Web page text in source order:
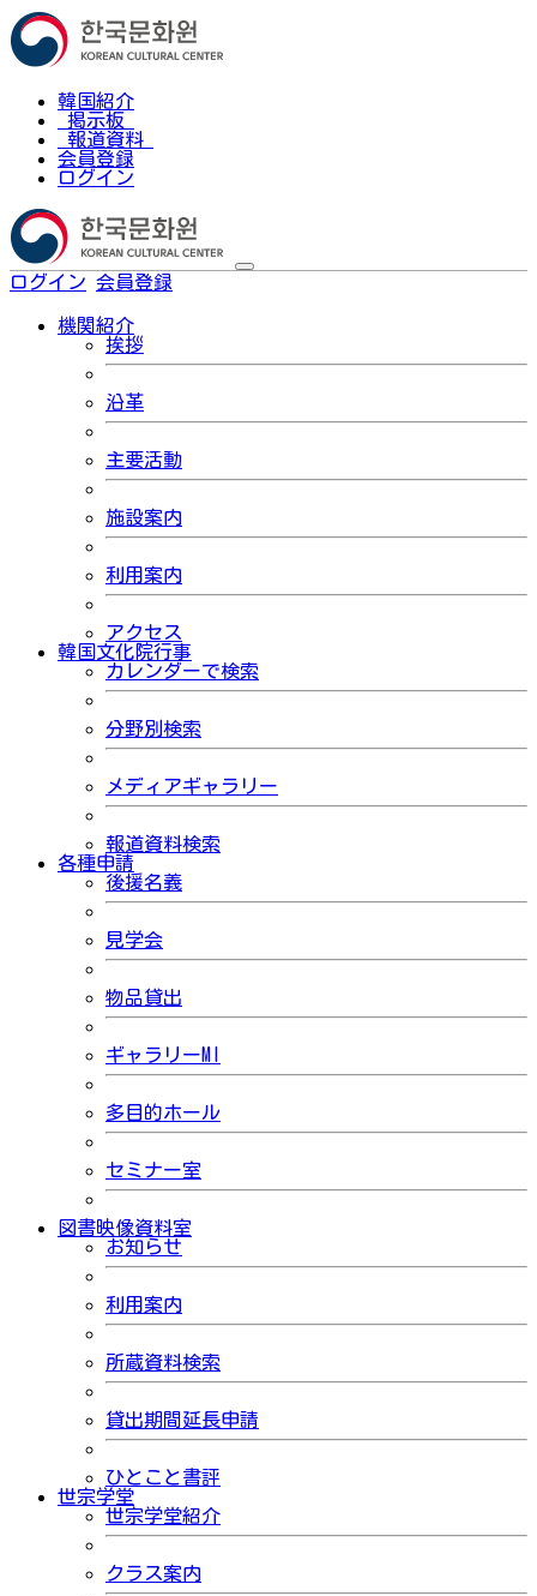
韓国紹介
掲示板
報道資料
会員登録
ログイン
ログイン 会員登録
機関紹介
挨拶
沿革
主要活動
施設案内
利用案内
アクセス
韓国文化院行事
カレンダーで検索
分野別検索
メディアギャラリー
報道資料検索
各種申請
後援名義
見学会
物品貸出
ギャラリーMI
多目的ホール
セミナー室
図書映像資料室
お知らせ
利用案内
所蔵資料検索
貸出期間延長申請
ひとこと書評
世宗学堂
世宗学堂紹介
クラス案内